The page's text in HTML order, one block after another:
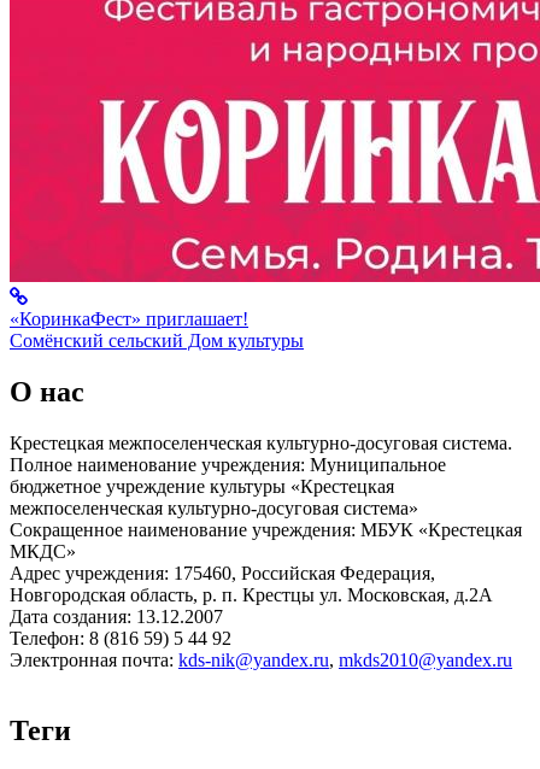
«КоринкаФест» приглашает!
Сомёнский сельский Дом культуры
О нас
Крестецкая межпоселенческая культурно-досуговая система.
Полное наименование учреждения: Муниципальное
бюджетное учреждение культуры «Крестецкая
межпоселенческая культурно-досуговая система»
Сокращенное наименование учреждения: МБУК «Крестецкая
МКДС»
Адрес учреждения: 175460, Российская Федерация,
Новгородская область, р. п. Крестцы ул. Московская, д.2А
Дата создания: 13.12.2007
Телефон: 8 (816 59) 5 44 92
Электронная почта: kds-nik@yandex.ru, mkds2010@yandex.ru
Теги